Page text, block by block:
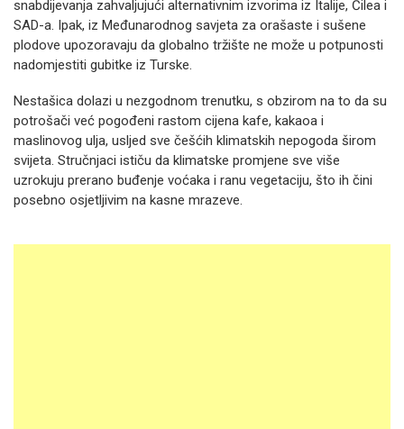
snabdijevanja zahvaljujući alternativnim izvorima iz Italije, Čilea i
SAD-a. Ipak, iz Međunarodnog savjeta za orašaste i sušene
plodove upozoravaju da globalno tržište ne može u potpunosti
nadomjestiti gubitke iz Turske.
Nestašica dolazi u nezgodnom trenutku, s obzirom na to da su
potrošači već pogođeni rastom cijena kafe, kakaoa i
maslinovog ulja, usljed sve češćih klimatskih nepogoda širom
svijeta. Stručnjaci ističu da klimatske promjene sve više
uzrokuju prerano buđenje voćaka i ranu vegetaciju, što ih čini
posebno osjetljivim na kasne mrazeve.